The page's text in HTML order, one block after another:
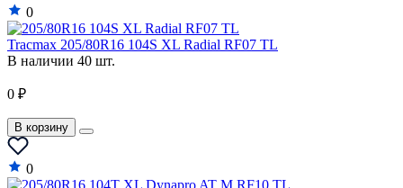
GAZ
Geely
GEO
Great Wall
0
Tracmax 205/80R16 104S XL Radial RF07 TL
В наличии 40 шт.
0 ₽
В корзину
0